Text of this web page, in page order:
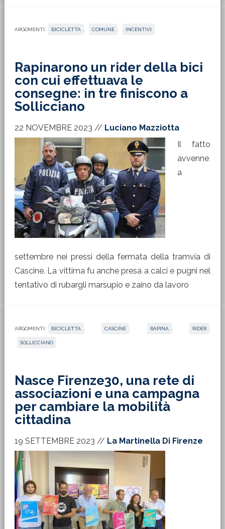
ARGOMENTI: BICICLETTA COMUNE INCENTIVI
Rapinarono un rider della bici
con cui effettuava le
consegne: in tre finiscono a
Sollicciano
22 NOVEMBRE 2023 // Luciano Mazziotta
Il fatto
avvenne
a
settembre nei pressi della fermata della tramvia di
Cascine. La vittima fu anche presa a calci e pugni nel
tentativo di rubargli marsupio e zaino da lavoro
ARGOMENTI: BICICLETTA CASCINE RAPINA RIDER
SOLLICCIANO
Nasce Firenze30, una rete di
associazioni e una campagna
per cambiare la mobilità
cittadina
19 SETTEMBRE 2023 // La Martinella Di Firenze